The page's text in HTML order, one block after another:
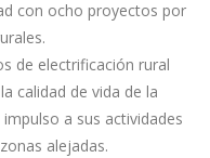
con ocho proyectos por
de electrificación rural
calidad de vida de la
a sus actividades
alejadas.